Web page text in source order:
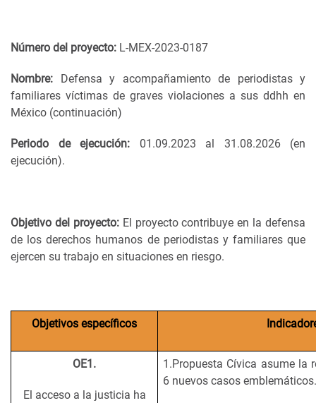
Número del proyecto: L-MEX-2023-0187
Nombre:
Defensa y acompañamiento de periodistas y
familiares víctimas de graves violaciones a sus ddhh en
México (continuación)
Periodo de ejecución: 01.09.2023 al 31.08.2026 (en
ejecución).
Objetivo del proyecto: El proyecto contribuye en la defensa
de los derechos humanos de periodistas y familiares que
ejercen su trabajo en situaciones en riesgo.
Objetivos específicos
OE1.
El acceso a la justicia ha
1.Propuesta Cívica asume la
6 nuevos casos emblemáticos.